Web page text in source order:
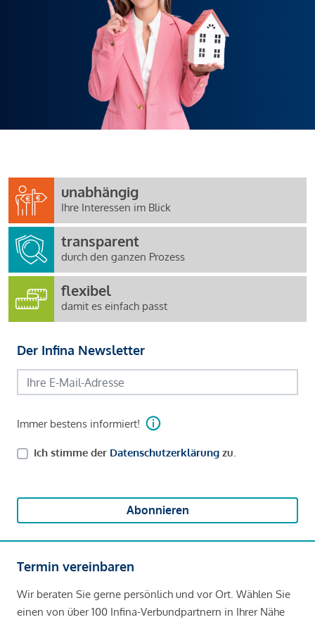
unabhängig
Ihre Interessen im Blick
transparent
durch den ganzen Prozess
flexibel
damit es einfach passt
Der Infina Newsletter
Immer bestens informiert!
Ich stimme der Datenschutzerklärung zu.
Abonnieren
Termin vereinbaren
Wir beraten Sie gerne persönlich und vor Ort. Wählen Sie
einen von über 100 Infina-Verbundpartnern in Ihrer Nähe